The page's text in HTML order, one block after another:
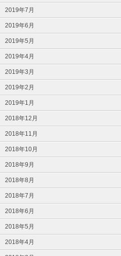
2019年7月
2019年6月
2019年5月
2019年4月
2019年3月
2019年2月
2019年1月
2018年12月
2018年11月
2018年10月
2018年9月
2018年8月
2018年7月
2018年6月
2018年5月
2018年4月